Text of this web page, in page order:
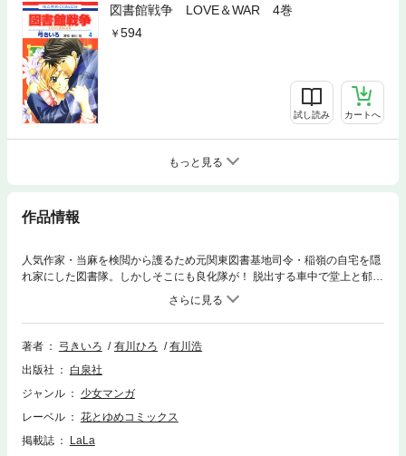
図書館戦争 LOVE＆WAR 4巻
594
試し読み カートへ
もっと見る
作品情報
人気作家・当麻を検閲から護るため元関東図書基地司令・稲嶺の自宅を隠
れ家にした図書隊。しかしそこにも良化隊が！ 脱出する車中で堂上と郁
は…？ さらに郁たちは玄田から驚愕の作戦を聞かされる。世論が反良化法
へと傾き…歴史が動き出す!! 特別編2本収録、激動の第13巻。
著者 弓きいろ 有川ひろ
有川浩
出版社
白泉社
ジャンル
少女マンガ
レーベル
花とゆめコミックス
掲載誌
LaLa